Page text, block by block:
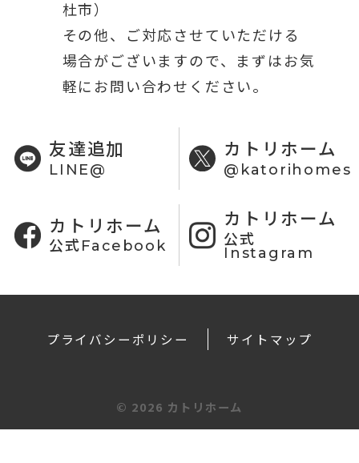
杜市）
その他、ご対応させていただける
場合がございますので、まずはお気
軽にお問い合わせください。
友達追加
LINE@
カトリホーム
@katorihomes
カトリホーム
公式Facebook
カトリホーム
公式
Instagram
プライバシーポリシー サイトマップ
© 2026 カトリホーム